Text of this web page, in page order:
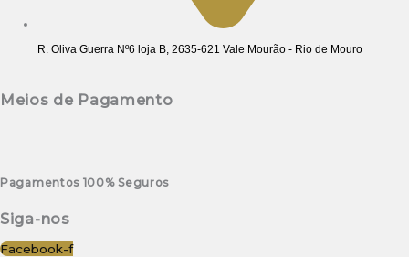
R. Oliva Guerra Nº6 loja B, 2635-621 Vale Mourão - Rio de Mouro
Meios de Pagamento
Pagamentos 100% Seguros
Siga-nos
Facebook-f